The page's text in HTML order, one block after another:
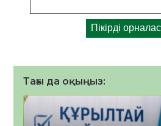
Тағы да оқыңыз: